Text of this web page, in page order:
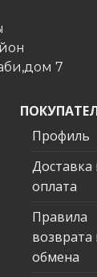
7
Профиль
Доставка
оплата
Правила
возврата
обмена